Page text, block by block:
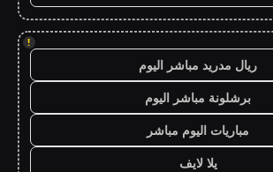
!
ريال مدريد مباشر اليوم
برشلونة مباشر اليوم
مباريات اليوم مباشر
يلا لايف